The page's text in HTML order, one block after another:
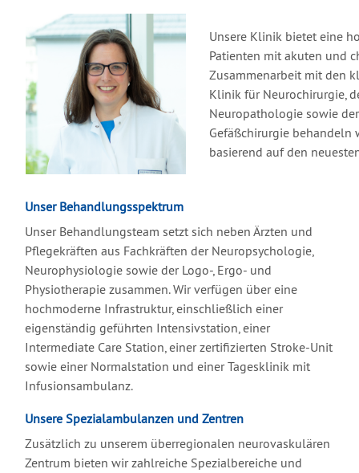
Unsere Klinik bietet eine
Patienten mit akuten und
Zusammenarbeit mit den
Klinik für Neurochirurgie,
Neuropathologie sowie
Gefäßchirurgie behandeln
basierend auf den
Unser Behandlungsspektrum
Unser Behandlungsteam setzt sich neben Ärzten und
Pflegekräften aus Fachkräften der Neuropsychologie,
Neurophysiologie sowie der Logo-, Ergo- und
Physiotherapie zusammen. Wir verfügen über eine
hochmoderne Infrastruktur, einschließlich einer
eigenständig geführten Intensivstation, einer
Intermediate Care Station, einer zertifizierten Stroke-Unit
sowie einer Normalstation und einer Tagesklinik mit
Infusionsambulanz.
Unsere Spezialambulanzen und Zentren
Zusätzlich zu unserem überregionalen neurovaskulären
Zentrum bieten wir zahlreiche Spezialbereiche und